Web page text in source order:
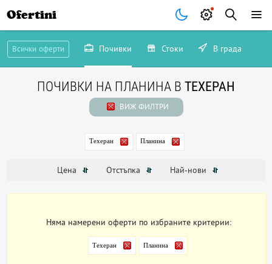
Ofertini
Всички оферти Почивки Стоки В града
ПОЧИВКИ НА ПЛАНИНА В ТЕХЕРАН
ВИЖ ФИЛТРИ
Техеран Планина
Цена Отстъпка Най-нови
Няма намерени оферти по избраните критерии:
Техеран Планина